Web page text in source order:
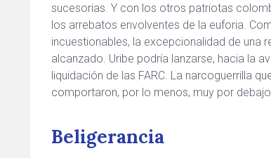
sucesorias. Y con los otros patriotas
los arrebatos envolventes de la euforia.
incuestionables, la excepcionalidad de una
alcanzado. Uribe podría lanzarse, hacia la
liquidación de las FARC. La narcoguerrilla
comportaron, por lo menos, muy por
Beligerancia